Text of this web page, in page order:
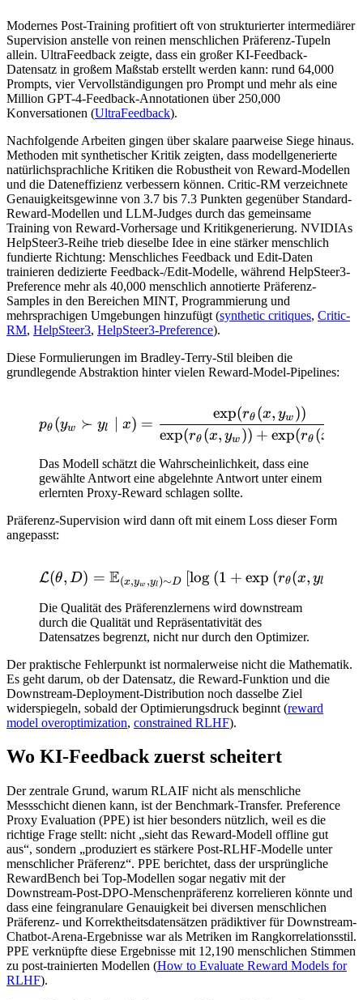
Modernes Post-Training profitiert oft von strukturierter intermediärer
Supervision anstelle von reinen menschlichen Präferenz-Tupeln
allein. UltraFeedback zeigte, dass ein großer KI-Feedback-
Datensatz in großem Maßstab erstellt werden kann: rund 64,000
Prompts, vier Vervollständigungen pro Prompt und mehr als eine
Million GPT-4-Feedback-Annotationen über 250,000
Konversationen (UltraFeedback).
Nachfolgende Arbeiten gingen über skalare paarweise Siege hinaus.
Methoden mit synthetischer Kritik zeigten, dass modellgenerierte
natürlichsprachliche Kritiken die Robustheit von Reward-Modellen
und die Dateneffizienz verbessern können. Critic-RM verzeichnete
Genauigkeitsgewinne von 3.7 bis 7.3 Punkten gegenüber Standard-
Reward-Modellen und LLM-Judges durch das gemeinsame
Training von Reward-Vorhersage und Kritikgenerierung. NVIDIAs
HelpSteer3-Reihe trieb dieselbe Idee in eine stärker menschlich
fundierte Richtung: Menschliches Feedback und Edit-Daten
trainieren dedizierte Feedback-/Edit-Modelle, während HelpSteer3-
Preference mehr als 40,000 menschlich annotierte Präferenz-
Samples in den Bereichen MINT, Programmierung und
mehrsprachigen Umgebungen hinzufügt (synthetic critiques, Critic-
RM, HelpSteer3, HelpSteer3-Preference).
Diese Formulierungen im Bradley-Terry-Stil bleiben die
grundlegende Abstraktion hinter vielen Reward-Model-Pipelines:
p_\theta(y_w \succ y_l
pθ (yw ≻ yl x) =
exp(rθ (x, yw )) + exp(rθ (x
exp(rθ (x, yw ))
Das Modell schätzt die Wahrscheinlichkeit, dass eine
gewählte Antwort eine abgelehnte Antwort unter einem
erlernten Proxy-Reward schlagen sollte.
Präferenz-Supervision wird dann oft mit einem Loss dieser Form
angepasst:
L(θ, D) = E(x,yw ,yl )∼D [log (1 + exp (rθ(x, yl
Die Qualität des Präferenzlernens wird downstream
durch die Qualität und Repräsentativität des
Datensatzes begrenzt, nicht nur durch den Optimizer.
Der praktische Fehlerpunkt ist normalerweise nicht die Mathematik.
Es geht darum, ob der Datensatz, die Reward-Funktion und die
Downstream-Deployment-Distribution noch dasselbe Ziel
widerspiegeln, sobald der Optimierungsdruck beginnt (reward
model overoptimization, constrained RLHF).
Wo KI-Feedback zuerst scheitert
Der zentrale Grund, warum RLAIF nicht als menschliche
Messschicht dienen kann, ist der Benchmark-Transfer. Preference
Proxy Evaluation (PPE) ist hier besonders nützlich, weil es die
richtige Frage stellt: nicht „sieht das Reward-Modell offline gut
aus“, sondern „produziert es stärkere Post-RLHF-Modelle unter
menschlicher Präferenz“. PPE berichtet, dass der ursprüngliche
RewardBench bei Top-Modellen sogar negativ mit der
Downstream-Post-DPO-Menschenpräferenz korrelieren könnte und
dass eine feingranulare Genauigkeit bei diversen menschlichen
Präferenz- und Korrektheitsdatensätzen prädiktiver für Downstream-
Chatbot-Arena-Ergebnisse war als Metriken im Rangkorrelationsstil.
PPE verknüpfte diese Ergebnisse mit 12,190 menschlichen Stimmen
zu post-trainierten Modellen (How to Evaluate Reward Models for
RLHF).